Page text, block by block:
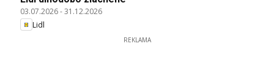
03.07.2026-31.12.2026
Lidl
REKLAMA